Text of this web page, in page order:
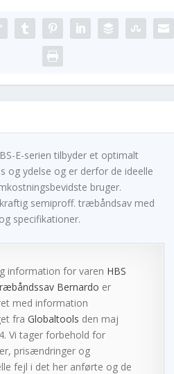
E-serien tilbyder et optimalt
og ydelse og er derfor de ideelle
bruger.
semiproff. træbåndsav med
specifikationer.
information for varen HBS
Bernardo er
med information
fra Globaltools den maj
Vi tager forbehold for
prisændringer og
fejl i det her anførte og de